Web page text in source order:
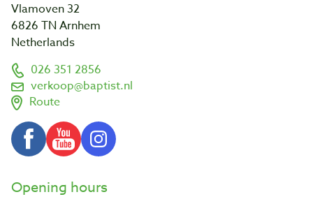
Vlamoven 32
6826 TN Arnhem
Netherlands
026 351 2856
verkoop@baptist.nl
Route
Opening hours